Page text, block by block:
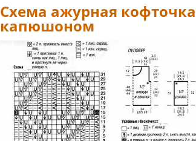
Схема ажурная
капюшоном